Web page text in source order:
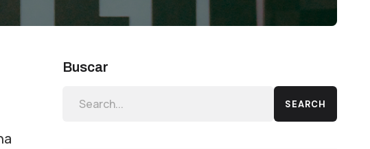
Buscar
SEARCH